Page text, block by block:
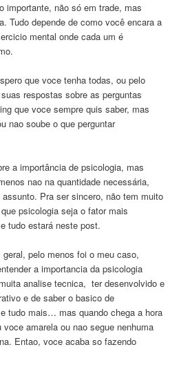
importante, não só em trade, mas
Tudo depende de como você encara a
mental onde cada um é
que voce tenha todas, ou pelo
respostas sobre as perguntas
que voce sempre quis saber, mas
nao soube o que perguntar
a importância de psicologia, mas
nao na quantidade necessária,
Pra ser sincero, não tem muito
psicologia seja o fator mais
tudo estará neste post.
pelo menos foi o meu caso,
a importancia da psicologia
analise tecnica, ter desenvolvido e
e de saber o basico de
tudo mais… mas quando chega a hora
voce amarela ou nao segue nenhuma
Entao, voce acaba so fazendo